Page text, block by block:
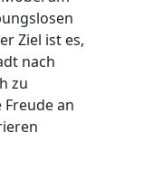
Ziel ist es,
nach
zu
an